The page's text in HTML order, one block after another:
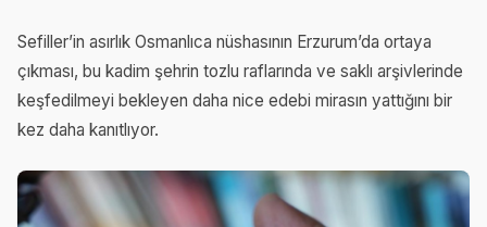
Sefiller’in asırlık Osmanlıca nüshasının Erzurum’da ortaya
çıkması, bu kadim şehrin tozlu raflarında ve saklı arşivlerinde
keşfedilmeyi bekleyen daha nice edebi mirasın yattığını bir
kez daha kanıtlıyor.